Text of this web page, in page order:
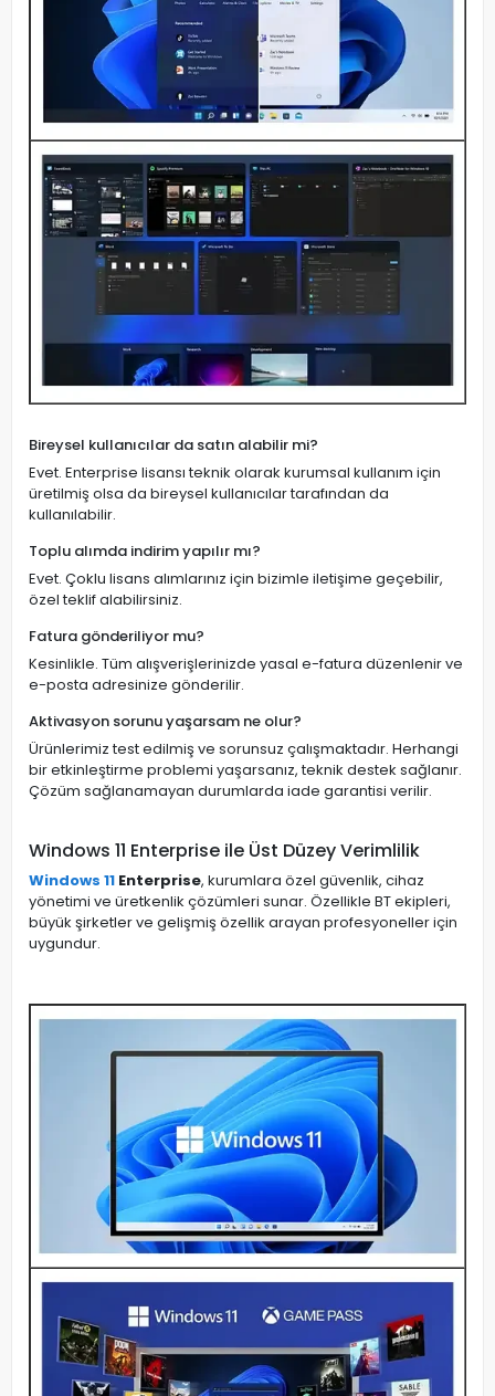
Bireysel kullanıcılar da satın alabilir mi?
Evet. Enterprise lisansı teknik olarak kurumsal kullanım için
üretilmiş olsa da bireysel kullanıcılar tarafından da
kullanılabilir.
Toplu alımda indirim yapılır mı?
Evet. Çoklu lisans alımlarınız için bizimle iletişime geçebilir,
özel teklif alabilirsiniz.
Fatura gönderiliyor mu?
Kesinlikle. Tüm alışverişlerinizde yasal e-fatura düzenlenir ve
e-posta adresinize gönderilir.
Aktivasyon sorunu yaşarsam ne olur?
Ürünlerimiz test edilmiş ve sorunsuz çalışmaktadır. Herhangi
bir etkinleştirme problemi yaşarsanız, teknik destek sağlanır.
Çözüm sağlanamayan durumlarda iade garantisi verilir.
Windows 11 Enterprise ile Üst Düzey Verimlilik
Windows 11 Enterprise, kurumlara özel güvenlik, cihaz
yönetimi ve üretkenlik çözümleri sunar. Özellikle BT ekipleri,
büyük şirketler ve gelişmiş özellik arayan profesyoneller için
uygundur.